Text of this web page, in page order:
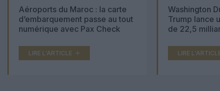
Aéroports du Maroc : la carte
d’embarquement passe au tout
numérique avec Pax Check
LIRE L'ARTICLE
Washington
Trump lance
de 22,5
LIRE